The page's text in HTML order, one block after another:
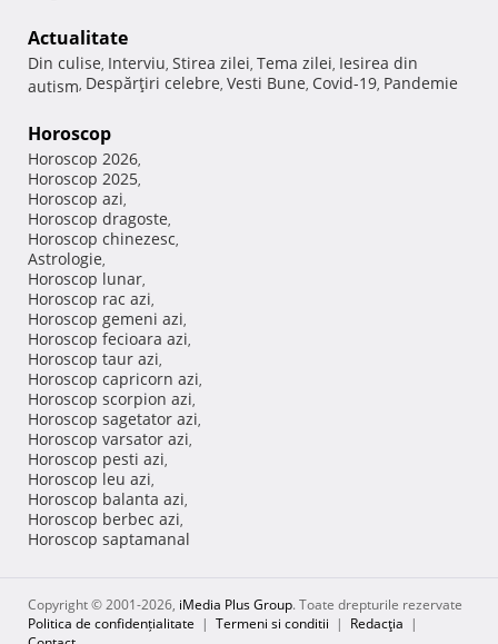
Actualitate
Din culise, Interviu, Stirea zilei, Tema zilei, Iesirea din
autism, Despărţiri celebre, Vesti Bune, Covid-19, Pandemie
Horoscop
Horoscop 2026,
Horoscop 2025,
Horoscop azi,
Horoscop dragoste,
Horoscop chinezesc,
Astrologie,
Horoscop lunar,
Horoscop rac azi,
Horoscop gemeni azi,
Horoscop fecioara azi,
Horoscop taur azi,
Horoscop capricorn azi,
Horoscop scorpion azi,
Horoscop sagetator azi,
Horoscop varsator azi,
Horoscop pesti azi,
Horoscop leu azi,
Horoscop balanta azi,
Horoscop berbec azi,
Horoscop saptamanal
Copyright © 2001-2026, iMedia Plus Group. Toate drepturile rezervate
Politica de confidențialitate | Termeni si conditii | Redacţia |